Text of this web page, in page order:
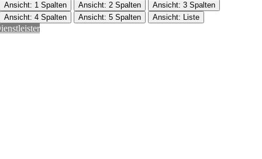
Ansicht: 1 Spalten Ansicht: 2 Spalten
Ansicht: 3 Spalten
Ansicht: 4 Spalten
Ansicht: 5 Spalten Ansicht: Liste